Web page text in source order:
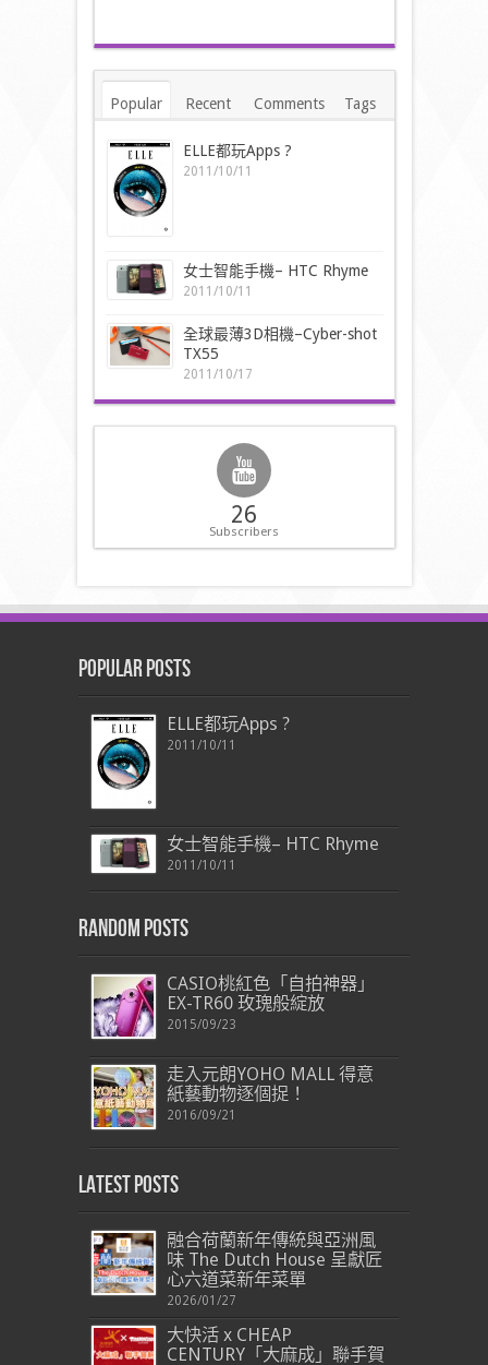
Popular Recent Comments Tags
ELLE都玩Apps ?
2011/10/11
女士智能手機– HTC Rhyme
2011/10/11
全球最薄3D相機–Cyber-shot
TX55
2011/10/17
26
Subscribers
Popular Posts
ELLE都玩Apps ?
2011/10/11
女士智能手機– HTC Rhyme
2011/10/11
Random Posts
CASIO桃紅色「自拍神器」
EX-TR60 玫瑰般綻放
2015/09/23
走入元朗YOHO MALL 得意
紙藝動物逐個捉！
2016/09/21
Latest Posts
融合荷蘭新年傳統與亞洲風
味 The Dutch House 呈獻匠
心六道菜新年菜單
2026/01/27
大快活 x CHEAP
CENTURY「大麻成」聯手賀